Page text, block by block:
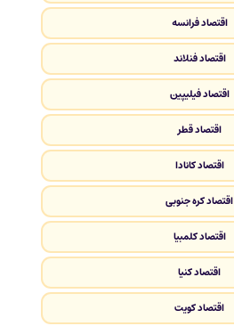
اقتصاد فرانسه
اقتصاد فنلاند
اقتصاد فیلیپین
اقتصاد قطر
اقتصاد کانادا
اقتصاد کره جنوبی
اقتصاد کلمبیا
اقتصاد کنیا
اقتصاد کویت